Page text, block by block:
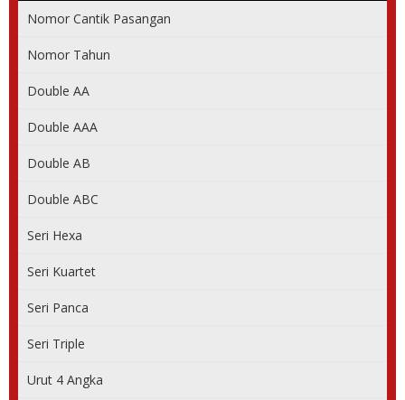
Nomor Cantik Pasangan
Nomor Tahun
Double AA
Double AAA
Double AB
Double ABC
Seri Hexa
Seri Kuartet
Seri Panca
Seri Triple
Urut 4 Angka